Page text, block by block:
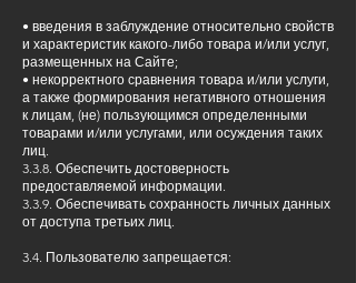
• введения в заблуждение относительно свойств
и характеристик какого-либо товара и/или услуг,
размещенных на Сайте;
• некорректного сравнения товара и/или услуги,
а также формирования негативного отношения
к лицам, (не) пользующимся определенными
товарами и/или услугами, или осуждения таких
лиц.
3.3.8. Обеспечить достоверность
предоставляемой информации.
3.3.9. Обеспечивать сохранность личных данных
от доступа третьих лиц.
3.4. Пользователю запрещается: